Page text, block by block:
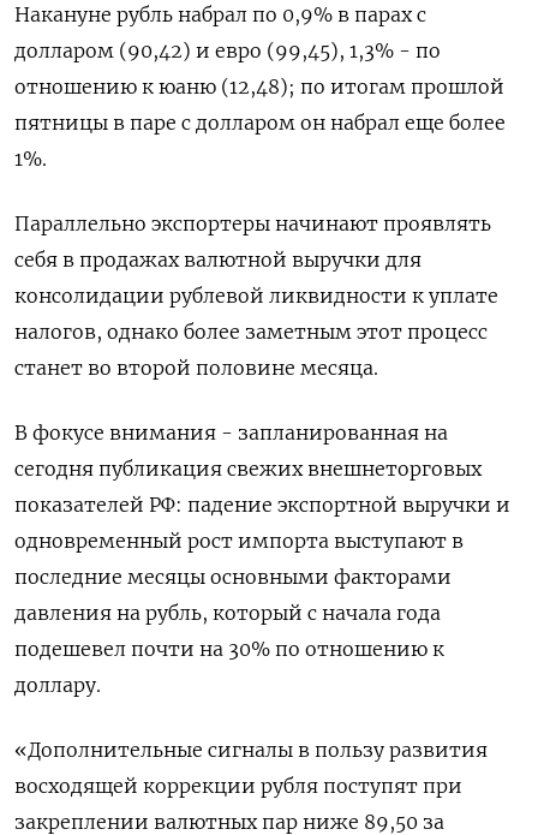
Накануне рубль набрал по 0,9% в парах с
долларом (90,42) и евро (99,45), 1,3% - по
отношению к юаню (12,48); по итогам прошлой
пятницы в паре с долларом он набрал еще более
1%.
Параллельно экспортеры начинают проявлять
себя в продажах валютной выручки для
консолидации рублевой ликвидности к уплате
налогов, однако более заметным этот процесс
станет во второй половине месяца.
В фокусе внимания - запланированная на
сегодня публикация свежих внешнеторговых
показателей РФ: падение экспортной выручки и
одновременный рост импорта выступают в
последние месяцы основными факторами
давления на рубль, который с начала года
подешевел почти на 30% по отношению к
доллару.
«Дополнительные сигналы в пользу развития
восходящей коррекции рубля поступят при
закреплении валютных пар ниже 89,50 за